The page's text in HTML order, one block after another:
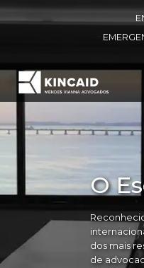
O
dos mais
de